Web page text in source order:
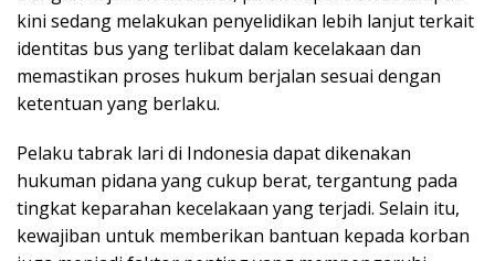
kini sedang melakukan penyelidikan lebih lanjut terkait
identitas bus yang terlibat dalam kecelakaan dan
memastikan proses hukum berjalan sesuai dengan
ketentuan yang berlaku.
Pelaku tabrak lari di Indonesia dapat dikenakan
hukuman pidana yang cukup berat, tergantung pada
tingkat keparahan kecelakaan yang terjadi. Selain itu,
kewajiban untuk memberikan bantuan kepada korban